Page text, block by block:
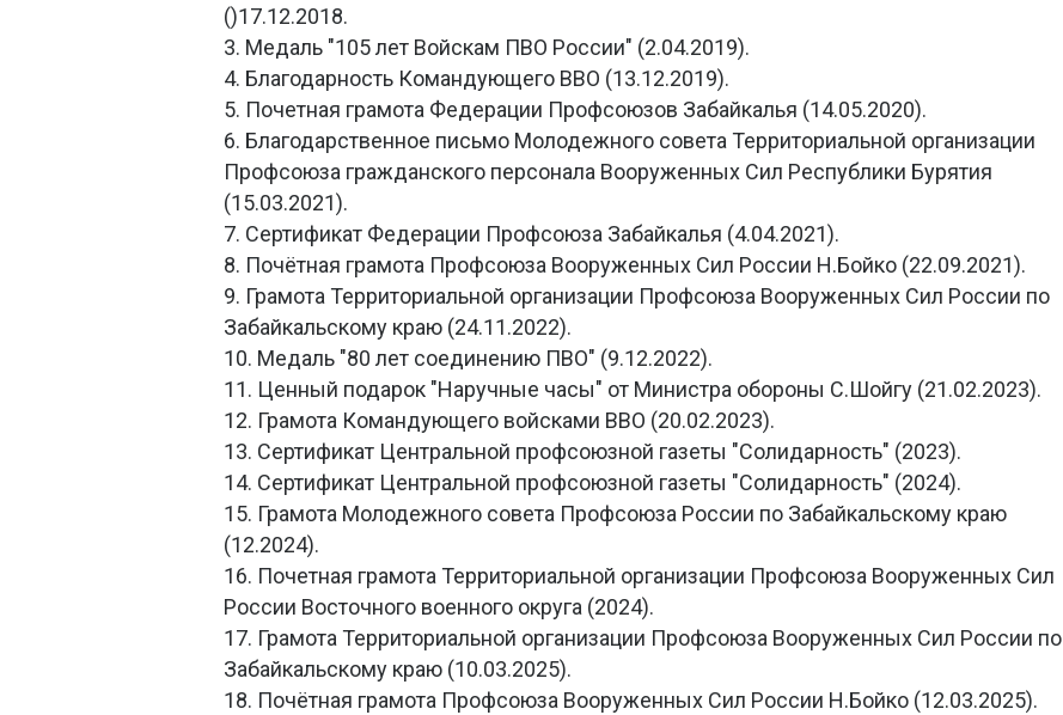
()17.12.2018.
3. Медаль "105 лет Войскам ПВО России" (2.04.2019).
4. Благодарность Командующего ВВО (13.12.2019).
5. Почетная грамота Федерации Профсоюзов Забайкалья (14.05.2020).
6. Благодарственное письмо Молодежного совета Территориальной организации
Профсоюза гражданского персонала Вооруженных Сил Республики Бурятия
(15.03.2021).
7. Сертификат Федерации Профсоюза Забайкалья (4.04.2021).
8. Почётная грамота Профсоюза Вооруженных Сил России Н.Бойко (22.09.2021).
9. Грамота Территориальной организации Профсоюза Вооруженных Сил России по
Забайкальскому краю (24.11.2022).
10. Медаль "80 лет соединению ПВО" (9.12.2022).
11. Ценный подарок "Наручные часы" от Министра обороны С.Шойгу (21.02.2023).
12. Грамота Командующего войсками ВВО (20.02.2023).
13. Сертификат Центральной профсоюзной газеты "Солидарность" (2023).
14. Сертификат Центральной профсоюзной газеты "Солидарность" (2024).
15. Грамота Молодежного совета Профсоюза России по Забайкальскому краю
(12.2024).
16. Почетная грамота Территориальной организации Профсоюза Вооруженных Сил
России Восточного военного округа (2024).
17. Грамота Территориальной организации Профсоюза Вооруженных Сил России по
Забайкальскому краю (10.03.2025).
18. Почётная грамота Профсоюза Вооруженных Сил России Н.Бойко (12.03.2025).